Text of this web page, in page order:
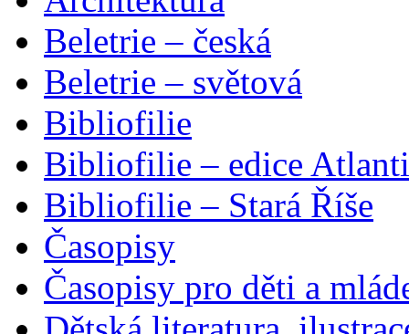
Beletrie – česká
Beletrie – světová
Bibliofilie
Bibliofilie – edice
Bibliofilie – Stará Říše
Časopisy
Časopisy pro děti a